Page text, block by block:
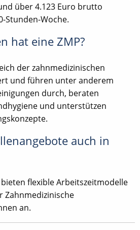
über 4.123 Euro brutto
Stunden-Woche.
hat eine ZMP?
der zahnmedizinischen
und führen unter anderem
durch, beraten
und unterstützen
auch in
flexible Arbeitszeitmodelle
Zahnmedizinische
an.